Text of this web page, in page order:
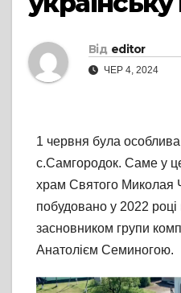
Від editor
ЧЕР 4, 2024
1 червня була
с.Самгородок. Саме у
храм Святого Миколая
побудовано у 2022 році
засновником групи
Анатолієм Семиногою.